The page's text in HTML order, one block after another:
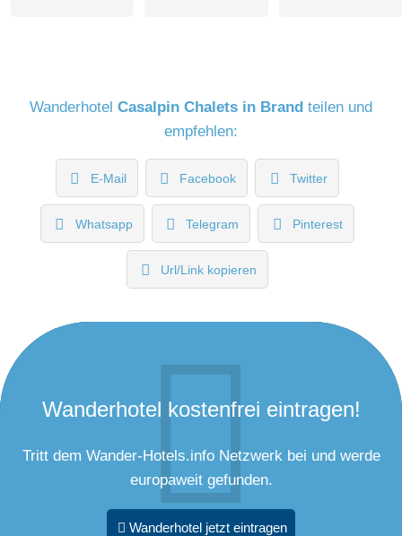
Wanderhotel Casalpin Chalets in Brand teilen und
empfehlen:
E-Mail Facebook Twitter
Whatsapp Telegram Pinterest
Url/Link kopieren
Wanderhotel kostenfrei eintragen!
Tritt dem Wander-Hotels.info Netzwerk bei und werde
europaweit gefunden.
Wanderhotel jetzt eintragen